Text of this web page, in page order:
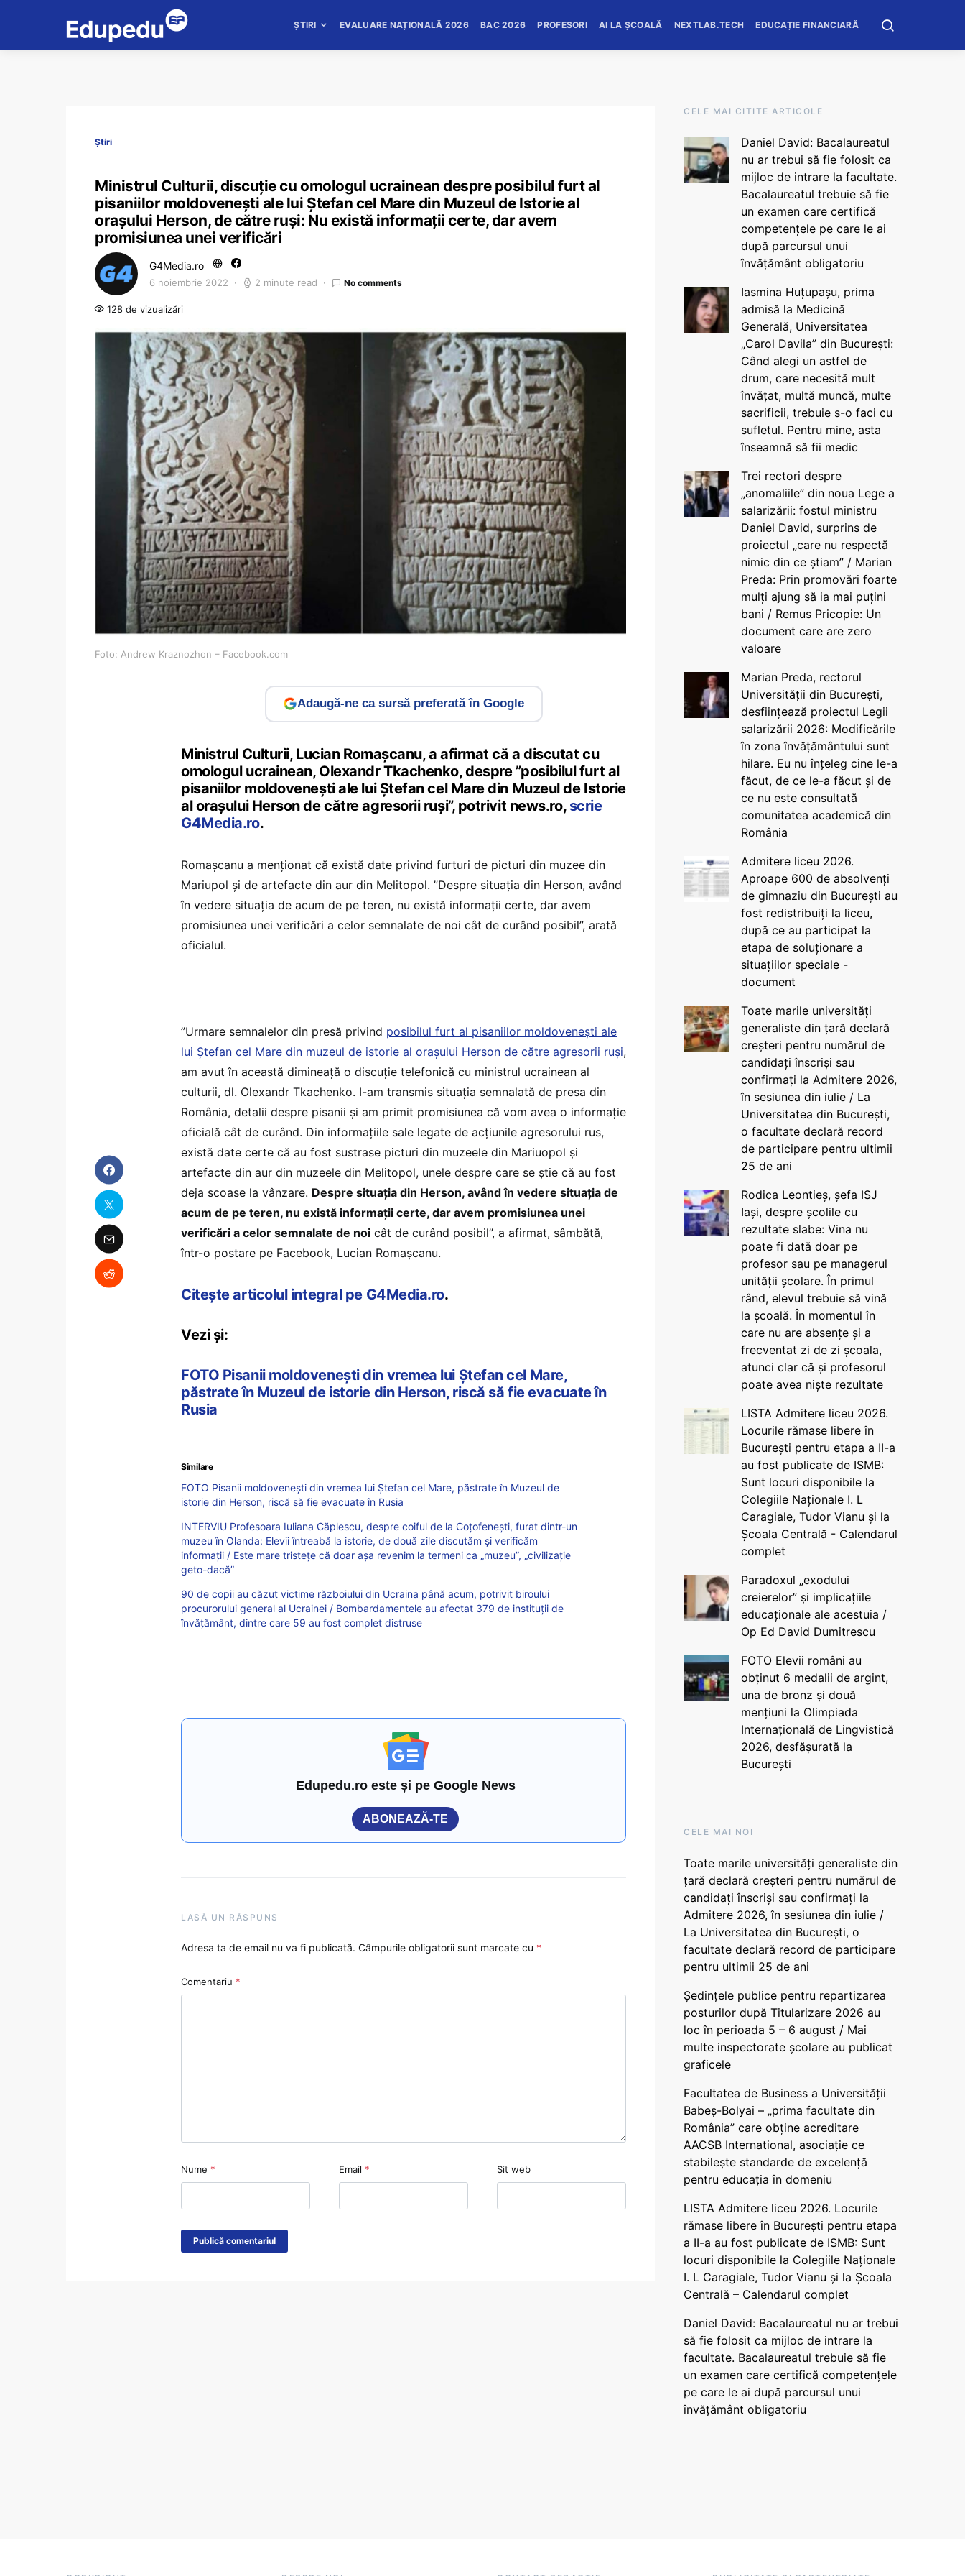
ȘTIRI EVALUARE NAȚIONALĂ 2026 BAC 2026 PROFESORI AI LA ȘCOALĂ NEXTLAB.TECH EDUCAȚIE FINANCIARĂ
Știri
Ministrul Culturii, discuție cu omologul ucrainean despre posibilul furt al
pisaniilor moldovenești ale lui Ştefan cel Mare din Muzeul de Istorie al
orașului Herson, de către ruși: Nu există informații certe, dar avem
promisiunea unei verificări
G4Media.ro
6 noiembrie 2022 2 minute read No comments
128 de vizualizări
Foto: Andrew Kraznozhon – Facebook.com
Adaugă-ne ca sursă preferată în Google
Ministrul Culturii, Lucian Romaşcanu, a afirmat că a discutat cu
omologul ucrainean, Olexandr Tkachenko, despre ”posibilul furt al
pisaniilor moldoveneşti ale lui Ştefan cel Mare din Muzeul de Istorie
al oraşului Herson de către agresorii ruşi”, potrivit news.ro, scrie
G4Media.ro.
Romaşcanu a menţionat că există date privind furturi de picturi din muzee din
Mariupol şi de artefacte din aur din Melitopol. ”Despre situaţia din Herson, având
în vedere situaţia de acum de pe teren, nu există informaţii certe, dar avem
promisiunea unei verificări a celor semnalate de noi cât de curând posibil”, arată
oficialul.
”Urmare semnalelor din presă privind posibilul furt al pisaniilor moldoveneşti ale
lui Ştefan cel Mare din muzeul de istorie al oraşului Herson de către agresorii ruşi,
am avut în această dimineaţă o discuţie telefonică cu ministrul ucrainean al
culturii, dl. Olexandr Tkachenko. I-am transmis situaţia semnalată de presa din
România, detalii despre pisanii şi am primit promisiunea că vom avea o informaţie
oficială cât de curând. Din informaţiile sale legate de acţiunile agresorului rus,
există date certe că au fost sustrase picturi din muzeele din Mariuopol şi
artefacte din aur din muzeele din Melitopol, unele despre care se ştie că au fost
deja scoase la vânzare. Despre situaţia din Herson, având în vedere situaţia de
acum de pe teren, nu există informaţii certe, dar avem promisiunea unei
verificări a celor semnalate de noi cât de curând posibil”, a afirmat, sâmbătă,
într-o postare pe Facebook, Lucian Romaşcanu.
Citește articolul integral pe G4Media.ro.
Vezi și:
FOTO Pisanii moldovenești din vremea lui Ștefan cel Mare,
păstrate în Muzeul de istorie din Herson, riscă să fie evacuate în
Rusia
Similare
FOTO Pisanii moldovenești din vremea lui Ștefan cel Mare, păstrate în Muzeul de
istorie din Herson, riscă să fie evacuate în Rusia
INTERVIU Profesoara Iuliana Căplescu, despre coiful de la Coțofenești, furat dintr-un
muzeu în Olanda: Elevii întreabă la istorie, de două zile discutăm și verificăm
informații / Este mare tristețe că doar așa revenim la termeni ca „muzeu”, „civilizație
geto-dacă”
90 de copii au căzut victime războiului din Ucraina până acum, potrivit biroului
procurorului general al Ucrainei / Bombardamentele au afectat 379 de instituții de
învățământ, dintre care 59 au fost complet distruse
Edupedu.ro este și pe Google News
ABONEAZĂ-TE
LASĂ UN RĂSPUNS
Adresa ta de email nu va fi publicată. Câmpurile obligatorii sunt marcate cu *
Comentariu *
Nume * Email * Sit web
CELE MAI CITITE ARTICOLE
Daniel David: Bacalaureatul
nu ar trebui să fie folosit ca
mijloc de intrare la facultate.
Bacalaureatul trebuie să fie
un examen care certifică
competențele pe care le ai
după parcursul unui
învățământ obligatoriu
Iasmina Huțupașu, prima
admisă la Medicină
Generală, Universitatea
„Carol Davila” din București:
Când alegi un astfel de
drum, care necesită mult
învățat, multă muncă, multe
sacrificii, trebuie s-o faci cu
sufletul. Pentru mine, asta
înseamnă să fii medic
Trei rectori despre
„anomaliile” din noua Lege a
salarizării: fostul ministru
Daniel David, surprins de
proiectul „care nu respectă
nimic din ce știam” / Marian
Preda: Prin promovări foarte
mulți ajung să ia mai puțini
bani / Remus Pricopie: Un
document care are zero
valoare
Marian Preda, rectorul
Universității din București,
desființează proiectul Legii
salarizării 2026: Modificările
în zona învățământului sunt
hilare. Eu nu înțeleg cine le-a
făcut, de ce le-a făcut și de
ce nu este consultată
comunitatea academică din
România
Admitere liceu 2026.
Aproape 600 de absolvenți
de gimnaziu din București au
fost redistribuiți la liceu,
după ce au participat la
etapa de soluționare a
situațiilor speciale -
document
Toate marile universități
generaliste din țară declară
creșteri pentru numărul de
candidați înscriși sau
confirmați la Admitere 2026,
în sesiunea din iulie / La
Universitatea din București,
o facultate declară record
de participare pentru ultimii
25 de ani
Rodica Leontieș, șefa ISJ
Iași, despre școlile cu
rezultate slabe: Vina nu
poate fi dată doar pe
profesor sau pe managerul
unității școlare. În primul
rând, elevul trebuie să vină
la școală. În momentul în
care nu are absențe și a
frecventat zi de zi școala,
atunci clar că și profesorul
poate avea niște rezultate
LISTA Admitere liceu 2026.
Locurile rămase libere în
București pentru etapa a II-a
au fost publicate de ISMB:
Sunt locuri disponibile la
Colegiile Naționale I. L
Caragiale, Tudor Vianu și la
Școala Centrală - Calendarul
complet
Paradoxul „exodului
creierelor” și implicațiile
educaționale ale acestuia /
Op Ed David Dumitrescu
FOTO Elevii români au
obținut 6 medalii de argint,
una de bronz și două
mențiuni la Olimpiada
Internațională de Lingvistică
2026, desfășurată la
București
CELE MAI NOI
Toate marile universități generaliste din
țară declară creșteri pentru numărul de
candidați înscriși sau confirmați la
Admitere 2026, în sesiunea din iulie /
La Universitatea din București, o
facultate declară record de participare
pentru ultimii 25 de ani
Ședințele publice pentru repartizarea
posturilor după Titularizare 2026 au
loc în perioada 5 – 6 august / Mai
multe inspectorate școlare au publicat
graficele
Facultatea de Business a Universității
Babeș-Bolyai – „prima facultate din
România” care obține acreditare
AACSB International, asociație ce
stabilește standarde de excelență
pentru educația în domeniu
LISTA Admitere liceu 2026. Locurile
rămase libere în București pentru etapa
a II-a au fost publicate de ISMB: Sunt
locuri disponibile la Colegiile Naționale
I. L Caragiale, Tudor Vianu și la Școala
Centrală – Calendarul complet
Daniel David: Bacalaureatul nu ar trebui
să fie folosit ca mijloc de intrare la
facultate. Bacalaureatul trebuie să fie
un examen care certifică competențele
pe care le ai după parcursul unui
învățământ obligatoriu